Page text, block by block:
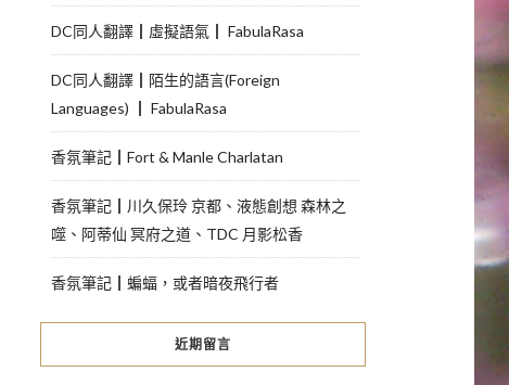
DC同人翻譯┃虛擬語氣┃ FabulaRasa
DC同人翻譯┃陌生的語言(Foreign
Languages) ┃ FabulaRasa
香氛筆記┃Fort & Manle Charlatan
香氛筆記┃川久保玲 京都、液態創想 森林之
噬、阿蒂仙 冥府之道、TDC 月影松香
香氛筆記┃蝙蝠，或者暗夜飛行者
近期留言